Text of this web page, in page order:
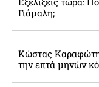
Γιάμαλη;
Κώστας
την επτά μηνών